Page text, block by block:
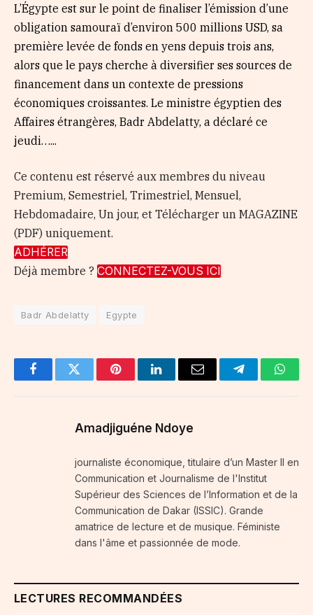
L’Égypte est sur le point de finaliser l’émission d’une
obligation samouraï d’environ 500 millions USD, sa
première levée de fonds en yens depuis trois ans,
alors que le pays cherche à diversifier ses sources de
financement dans un contexte de pressions
économiques croissantes. Le ministre égyptien des
Affaires étrangères, Badr Abdelatty, a déclaré ce
jeudi…...
Ce contenu est réservé aux membres du niveau
Premium, Semestriel, Trimestriel, Mensuel,
Hebdomadaire, Un jour, et Télécharger un MAGAZINE
(PDF) uniquement.
ADHÉRER
Déjà membre ? CONNECTEZ-VOUS ICI
Badr Abdelatty Egypte
FacebookTwitter PinterestLinkedInEmail Telegram
Amadjiguéne Ndoye
journaliste économique, titulaire d’un Master II en
Communication et Journalisme de l'Institut
Supérieur des Sciences de l’Information et de la
Communication de Dakar (ISSIC). Grande
amatrice de lecture et de musique. Féministe
dans l'âme et passionnée de mode.
LECTURES RECOMMANDÉES